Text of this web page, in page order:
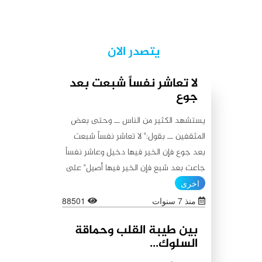
يتصدر الان
لا تعاشر نفساً شبعت بعد
جوع
يستشهد الكثير من الناس ــ وحتى بعض
المثقفين ــ بقول:" لا تعاشر نفساً شبعت
بعد جوع فإن الخير فيها دخيل وعاشر نفساً
جاعت بعد شبع فإن الخير فيها أصيل" على
أنه من أقوال أمير المؤمنين علي (عليه
السلام)، كما يستشهدون أيضاً بقولٍ آخر
الأول من حيث المعنى:"اطلبوا الخير من
بطون شبعت ثم جاعت لأن الخير فيها باق،
اخرى
منذ 7 سنوات
88501
بين طيبة القلب وحماقة
السلوك...